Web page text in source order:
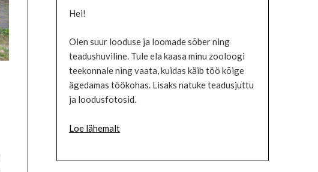
Hei!
Olen suur looduse ja loomade sõber ning
teadushuviline. Tule ela kaasa minu zooloogi
teekonnale ning vaata, kuidas käib töö kõige
ägedamas töökohas. Lisaks natuke teadusjuttu
ja loodusfotosid.
Loe lähemalt